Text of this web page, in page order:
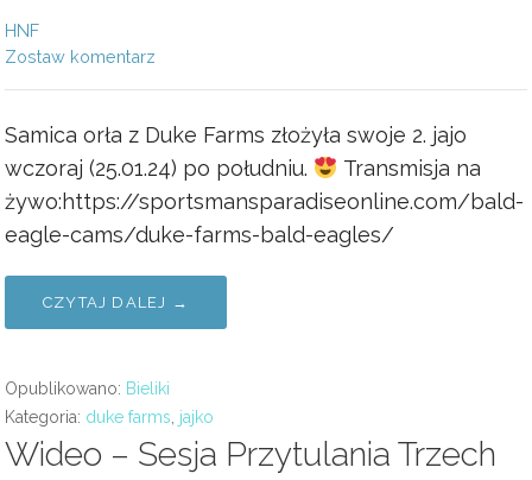
HNF
Zostaw komentarz
Samica orła z Duke Farms złożyła swoje 2. jajo
wczoraj (25.01.24) po południu.
Transmisja na
żywo:https://sportsmansparadiseonline.com/bald-
eagle-cams/duke-farms-bald-eagles/
CZYTAJ DALEJ →
Opublikowano: Bieliki
Kategoria: duke farms jajko
Wideo – Sesja Przytulania Trzech